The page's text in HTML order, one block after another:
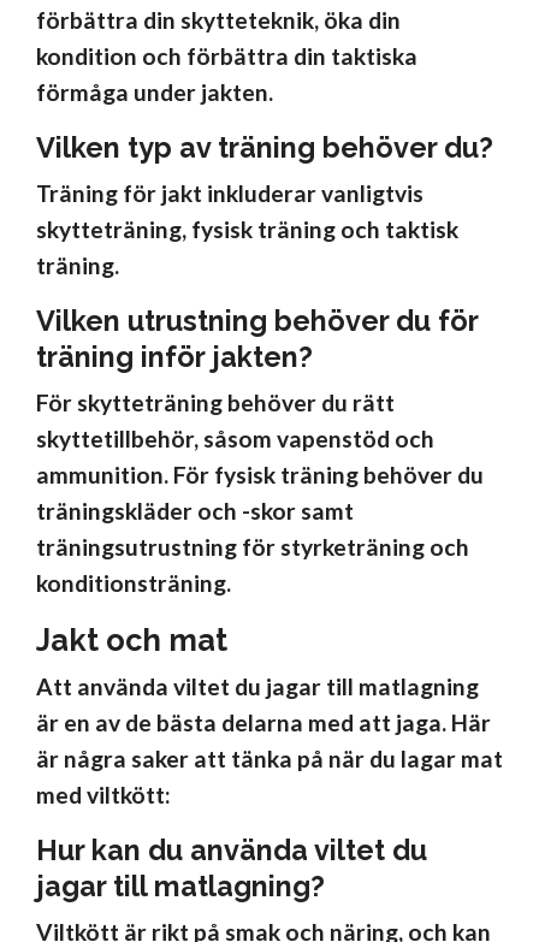
förbättra din skytteteknik, öka din
kondition och förbättra din taktiska
förmåga under jakten.
Vilken typ av träning behöver du?
Träning för jakt inkluderar vanligtvis
skytteträning, fysisk träning och taktisk
träning.
Vilken utrustning behöver du för
träning inför jakten?
För skytteträning behöver du rätt
skyttetillbehör, såsom vapenstöd och
ammunition. För fysisk träning behöver du
träningskläder och -skor samt
träningsutrustning för styrketräning och
konditionsträning.
Jakt och mat
Att använda viltet du jagar till matlagning
är en av de bästa delarna med att jaga. Här
är några saker att tänka på när du lagar mat
med viltkött:
Hur kan du använda viltet du
jagar till matlagning?
Viltkött är rikt på smak och näring, och kan